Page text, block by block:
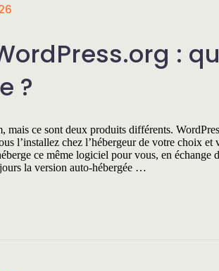
:
?
mais ce sont deux produits différents.
l’installez chez l’hébergeur de votre choix
ce même logiciel pour vous, en échange
la version auto-hébergée …